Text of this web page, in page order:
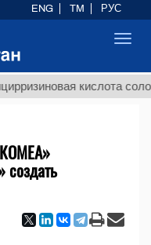
кислота
создать
ENG TM РУС